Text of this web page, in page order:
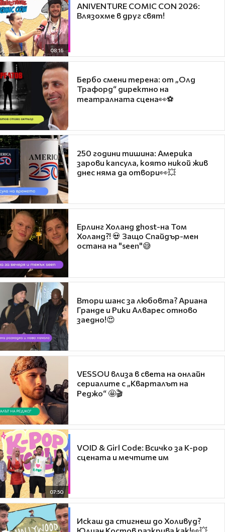
08:16
ANIVENTURE COMIC CON 2026:
Влязохме в друг свят!
Бербо смени терена: от „Олд
Трафорд“ директно на
театралната сцена👀⚽
250 години тишина: Америка
зарови капсула, която никой жив
днес няма да отвори👀💥
Ерлинг Холанд ghost-на Том
Холанд?! 💀 Защо Спайдър-мен
остана на "seen"😅
Втори шанс за любовта? Ариана
Гранде и Рики Алварес отново
заедно!😍
VESSOU влиза в света на онлайн
сериалите с „Кварталът на
Реджо“ 🤩🎬
07:50
VOID & Girl Code: Всичко за K-pop
сцената и мечтите им
Искаш да стигнеш до Холивуд?